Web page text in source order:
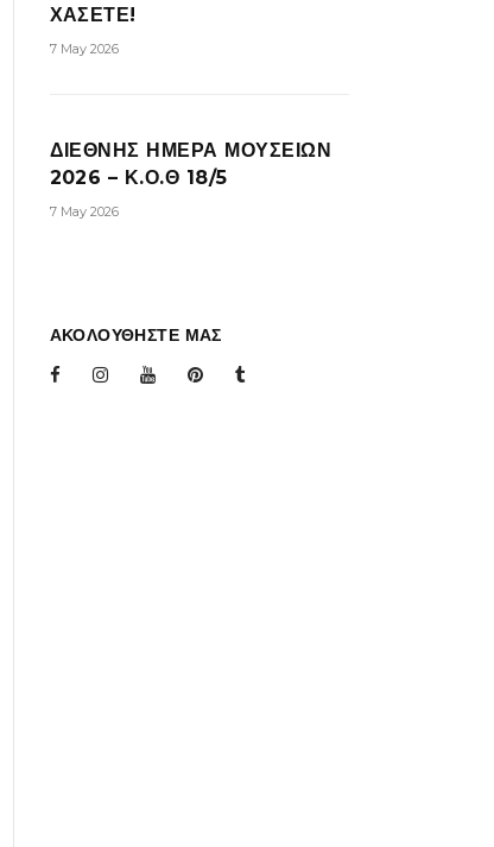
ΧΑΣΕΤΕ!
7 May 2026
ΔΙΕΘΝΗΣ ΗΜΕΡΑ ΜΟΥΣΕΙΩΝ
2026 – Κ.Ο.Θ 18/5
7 May 2026
ΑΚΟΛΟΥΘΗΣΤΕ ΜΑΣ